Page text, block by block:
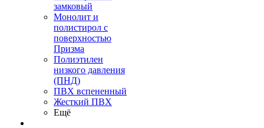
замковый
Монолит и
полистирол с
поверхностью
Призма
Полиэтилен
низкого давления
(ПНД)
ПВХ вспененный
Жесткий ПВХ
Ещё